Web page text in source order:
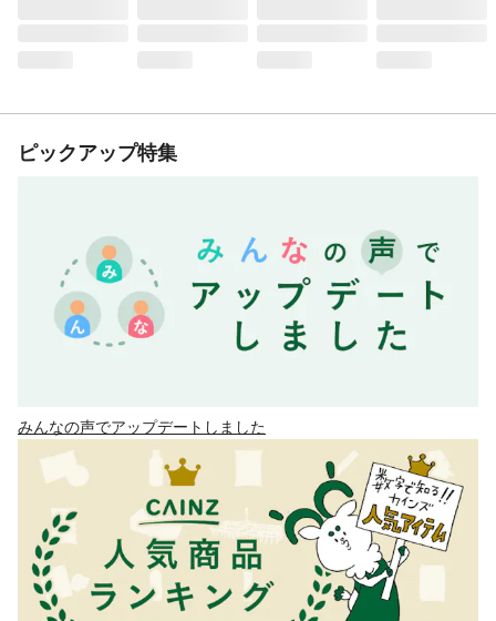
ピックアップ特集
みんなの声でアップデートしました